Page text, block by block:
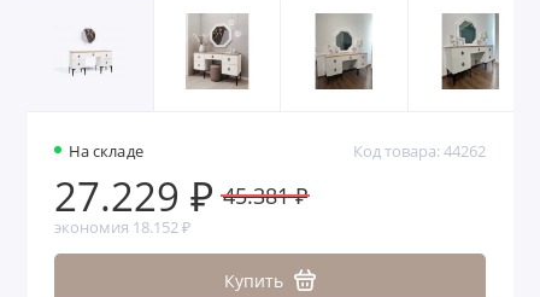
На складе Код товара: 44262
27.229 ₽ 45.381 ₽
экономия 18.152 ₽
Купить